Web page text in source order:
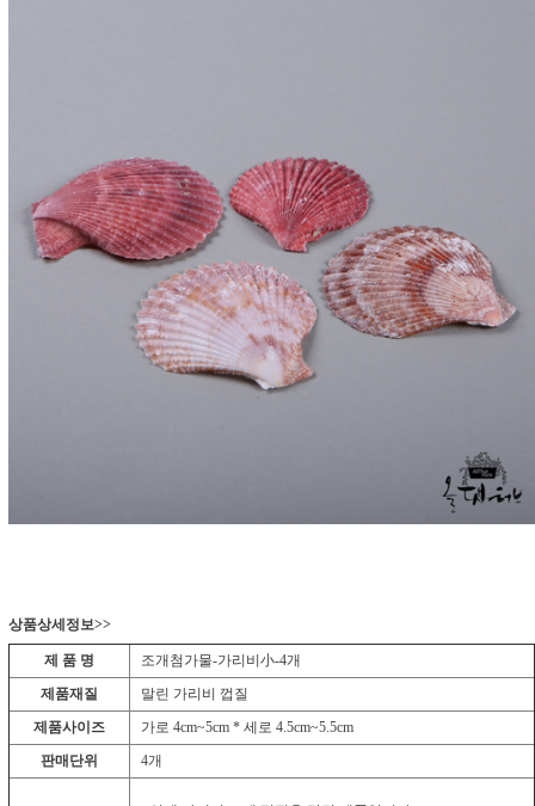
상품상세정보>>
제 품 명
조개첨가물-가리비小-4개
제품재질
말린 가리비 껍질
제품사이즈
가로 4cm~5cm * 세로 4.5cm~5.5cm
판매단위
4개